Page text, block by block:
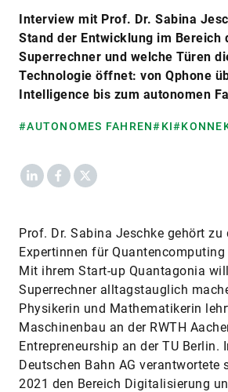
Interview mit Prof. Dr. Sabina
Stand der Entwicklung im Bereich
Superrechner und welche Türen
Technologie öffnet: von Qphone
Intelligence bis zum autonomen
#AUTONOMES FAHREN#KI
LinkedInFacebook
X
Prof. Dr. Sabina Jeschke gehört zu
Expertinnen für
Mit ihrem Start-up Quantagonia
Superrechner alltagstauglich
Physikerin und Mathematikerin
Maschinenbau an der RWTH
Entrepreneurship an der TU Berlin.
Deutschen Bahn AG verantwortete
2021 den Bereich Digitalisierung